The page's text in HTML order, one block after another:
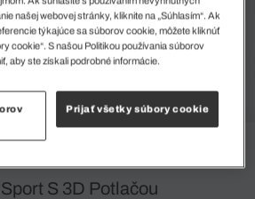
S 3D Potlačou
našej webovej stránky, kliknite na „Súhlasím“. Ak
týkajúce sa súborov cookie, môžete kliknúť
cookie“. S našou Politikou používania súborov
aby ste získali podrobné informácie.
Prijať všetky súbory cookie